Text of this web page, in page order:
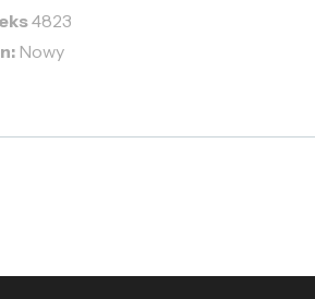
4823
Nowy